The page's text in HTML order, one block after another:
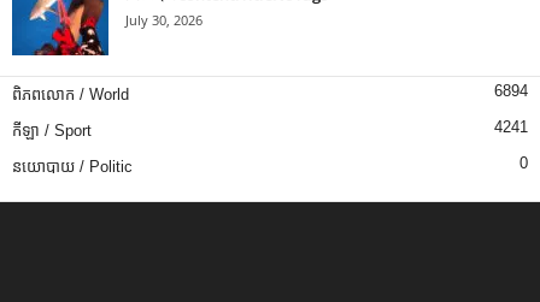
July 30, 2026
ពិភពលោក / World 6894
កីឡា / Sport 4241
នយោបាយ / Politic 0